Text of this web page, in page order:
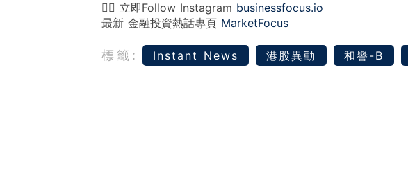
👉🏻 立即Follow Instagram businessfocus.io
最新 金融投資熱話專頁 MarketFocus
標籤: Instant News 港股異動 和譽-B